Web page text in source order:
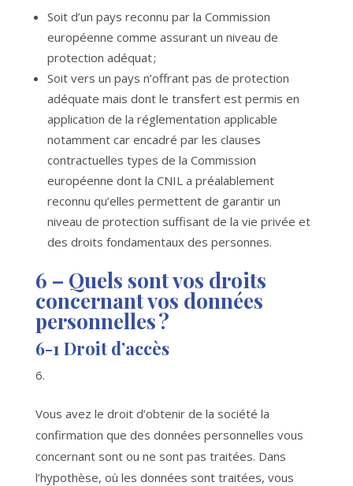
Soit d’un pays reconnu par la Commission
européenne comme assurant un niveau de
protection adéquat ;
Soit vers un pays n’offrant pas de protection
adéquate mais dont le transfert est permis en
application de la réglementation applicable
notamment car encadré par les clauses
contractuelles types de la Commission
européenne dont la CNIL a préalablement
reconnu qu’elles permettent de garantir un
niveau de protection suffisant de la vie privée et
des droits fondamentaux des personnes.
6 – Quels sont vos droits
concernant vos données
personnelles ?
6-1 Droit d’accès
Vous avez le droit d’obtenir de la société la
confirmation que des données personnelles vous
concernant sont ou ne sont pas traitées. Dans
l’hypothèse, où les données sont traitées, vous